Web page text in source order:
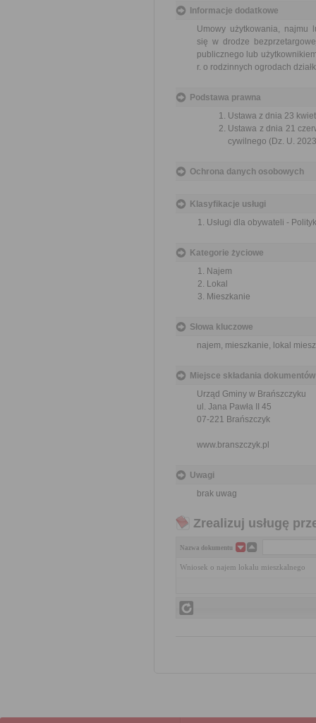
Informacje dodatkowe
Umowy użytkowania, najmu
się w drodze
publicznego lub
r. o rodzinnych ogrodach
Podstawa prawna
Ustawa z dnia 23
Ustawa z dnia 21
cywilnego (Dz. U.
Ochrona danych osobowych
Klasyfikacje usługi
Usługi dla obywateli -
Kategorie życiowe
Najem
Lokal
Mieszkanie
Słowa kluczowe
najem, mieszkanie, lokal
Miejsce składania dokumentów
Urząd Gminy w Brańszczyku
ul. Jana Pawła II 45
07-221 Brańszczyk
www.branszczyk.pl
Uwagi
brak uwag
Zrealizuj usługę
Nazwa dokumentu
Wniosek o najem lokalu mieszkalnego